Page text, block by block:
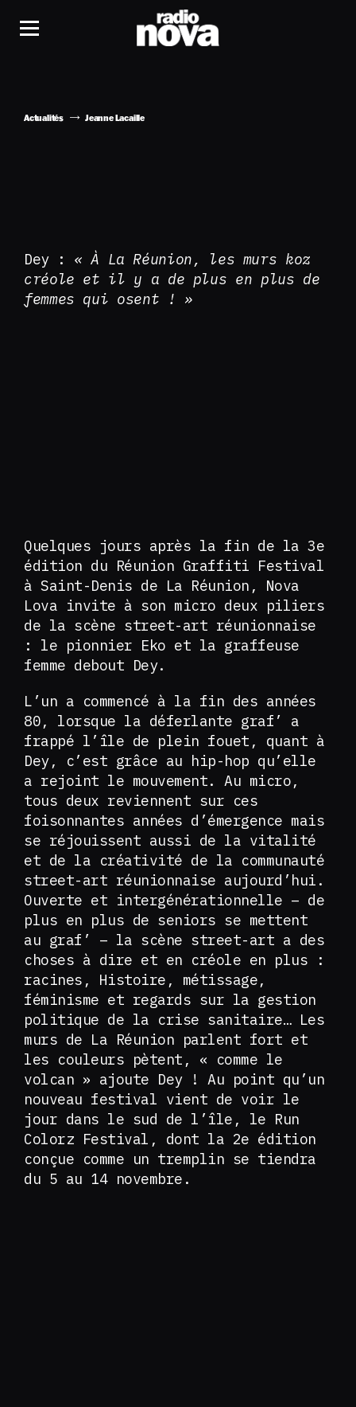
Actualités Jeanne Lacaille
Dey : « À La Réunion, les murs koz
créole et il y a de plus en plus de
femmes qui osent ! »
Quelques jours après la fin de la 3e
édition du Réunion Graffiti Festival
à Saint-Denis de La Réunion, Nova
Lova invite à son micro deux piliers
de la scène street-art réunionnaise
: le pionnier Eko et la graffeuse
femme debout Dey.
L’un a commencé à la fin des années
80, lorsque la déferlante graf’ a
frappé l’île de plein fouet, quant à
Dey, c’est grâce au hip-hop qu’elle
a rejoint le mouvement. Au micro,
tous deux reviennent sur ces
foisonnantes années d’émergence mais
se réjouissent aussi de la vitalité
et de la créativité de la communauté
street-art réunionnaise aujourd’hui.
Ouverte et intergénérationnelle – de
plus en plus de seniors se mettent
au graf’ – la scène street-art a des
choses à dire et en créole en plus :
racines, Histoire, métissage,
féminisme et regards sur la gestion
politique de la crise sanitaire… Les
murs de La Réunion parlent fort et
les couleurs pètent, « comme le
volcan » ajoute Dey ! Au point qu’un
nouveau festival vient de voir le
jour dans le sud de l’île, le Run
Colorz Festival, dont la 2e édition
conçue comme un tremplin se tiendra
du 5 au 14 novembre.